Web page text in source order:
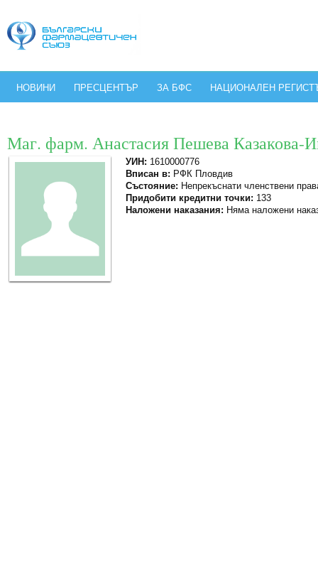
НОВИНИ ПРЕСЦЕНТЪР ЗА БФС НАЦИОНАЛЕН
Маг. фарм. Анастасия Пешева Казакова-
УИН: 1610000776
Вписан в: РФК Пловдив
Състояние: Непрекъснати членствени
Придобити кредитни точки: 133
Наложени наказания: Няма наложени